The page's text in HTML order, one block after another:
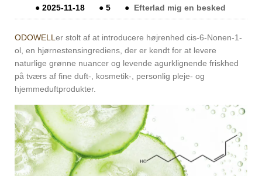
●2025-11-18 ●5 ● Efterlad mig en besked
ODOWELLer stolt af at introducere højrenhed cis-6-Nonen-1-
ol, en hjørnestensingrediens, der er kendt for at levere
naturlige grønne nuancer og levende agurklignende friskhed
på tværs af fine duft-, kosmetik-, personlig pleje- og
hjemmeduftprodukter.